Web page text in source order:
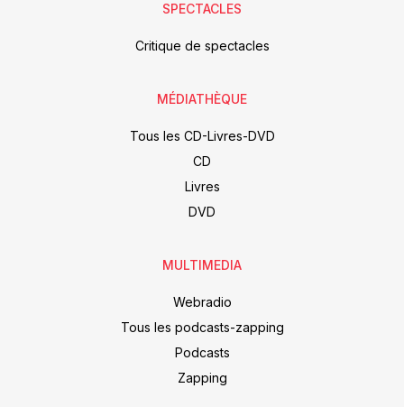
SPECTACLES
Critique de spectacles
MÉDIATHÈQUE
Tous les CD-Livres-DVD
CD
Livres
DVD
MULTIMEDIA
Webradio
Tous les podcasts-zapping
Podcasts
Zapping